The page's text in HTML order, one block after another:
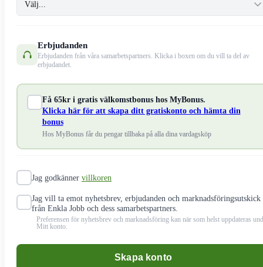
Erbjudanden
Erbjudanden från våra samarbetspartners. Klicka i boxen om du vill ta del av
erbjudandet.
Få 65kr i gratis välkomstbonus hos MyBonus.
Klicka här för att skapa ditt gratiskonto och hämta din
bonus
Hos MyBonus får du pengar tillbaka på alla dina vardagsköp
Jag godkänner villkoren
Jag vill ta emot nyhetsbrev, erbjudanden och marknadsföringsutskick
från Enkla Jobb och dess samarbetspartners.
Preferensen för nyhetsbrev och marknadsföring kan när som helst uppdateras
Mitt konto.